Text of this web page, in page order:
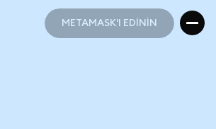
METAMASK'I EDİNİN